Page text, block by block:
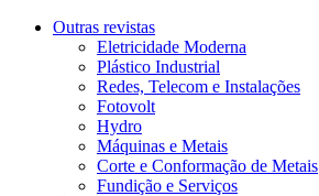
Outras revistas
Eletricidade Moderna
Plástico Industrial
Redes, Telecom e Instalações
Fotovolt
Hydro
Máquinas e Metais
Corte e Conformação de Metais
Fundição e Serviços